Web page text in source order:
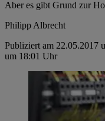
Aber es gibt Grund zur
Philipp Albrecht
Publiziert am 22.05.2017
um 18:01 Uhr